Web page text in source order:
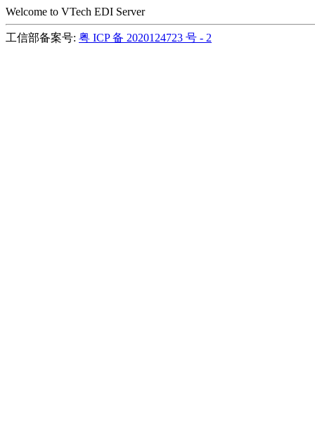
Welcome to VTech EDI Server
工信部备案号: 粤 ICP 备 2020124723 号 - 2